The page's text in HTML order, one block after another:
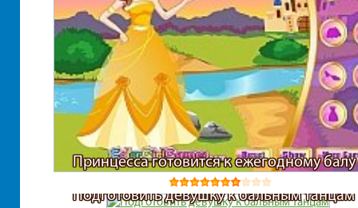
Принцесса готовится к ежегодному балу
Подготовить девушку к бальным танцам